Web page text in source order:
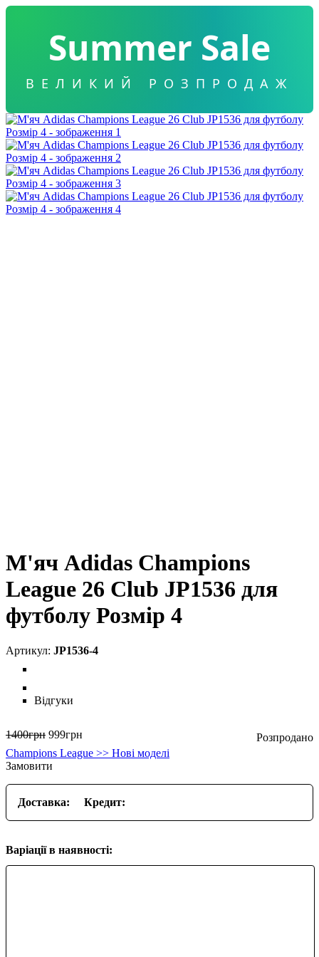
Summer Sale
ВЕЛИКИЙ РОЗПРОДАЖ
М'яч Adidas Champions
League 26 Club JP1536 для
футболу Розмір 4
JP1536-4
Відгуки
1400грн 999грн
Champions League >> Нові моделі
Замовити
Доставка: Кредит:
Варіації в наявності: